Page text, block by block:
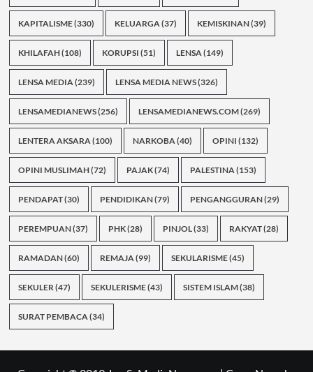
KAPITALISME(330) KELUARGA(37) KEMISKINAN(39)
KHILAFAH(108) KORUPSI (51) LENSA(149)
LENSA MEDIA(239) LENSA MEDIA NEWS(326)
LENSAMEDIANEWS(256) LENSAMEDIANEWS.COM(269)
LENTERA AKSARA(100) NARKOBA(40) OPINI (132)
OPINI MUSLIMAH(72) PAJAK(74) PALESTINA(153)
PENDAPAT(30) PENDIDIKAN(79) PENGANGGURAN(29)
PEREMPUAN(37) PHK(28) PINJOL(33) RAKYAT(28)
RAMADAN(60) REMAJA(99) SEKULARISME(45)
SEKULER(47) SEKULERISME(43) SISTEM ISLAM(38)
SURAT PEMBACA(34)